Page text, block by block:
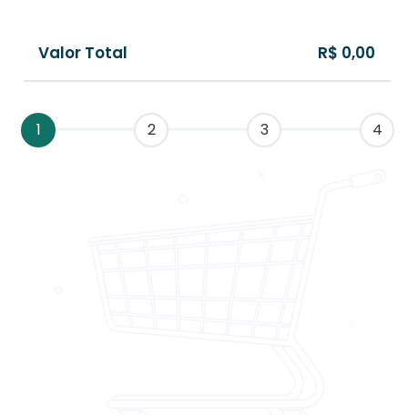
Valor Total R$ 0,00
1 2 3 4